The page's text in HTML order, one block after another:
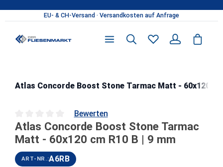
Zum Hauptinhalt springen
Atlas Concorde Boost Stone Tarmac Matt - 60x120 cm
Durchschnittliche Bewertung von 0 von 5 Sternen
Bewerten
Atlas Concorde Boost Stone Tarmac
Matt - 60x120 cm R10 B | 9 mm
ART-NR.:A6RB